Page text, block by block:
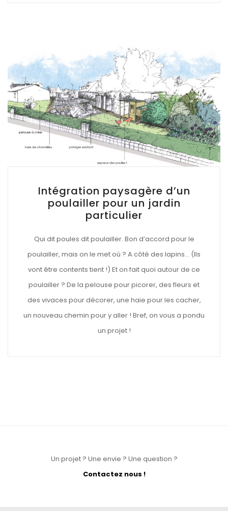
Intégration paysagère d’un
poulailler pour un jardin
particulier
Qui dit poules dit poulailler. Bon d’accord pour le
poulailler, mais on le met où ? A côté des lapins… (Ils
vont être contents tient !) Et on fait quoi autour de ce
poulailler ? De la pelouse pour picorer, des fleurs et
des vivaces pour décorer, une haie pour les cacher,
un nouveau chemin pour y aller ! Bref, on vous a pondu
un projet !
Un projet ? Une envie ? Une question ?
Contactez nous !